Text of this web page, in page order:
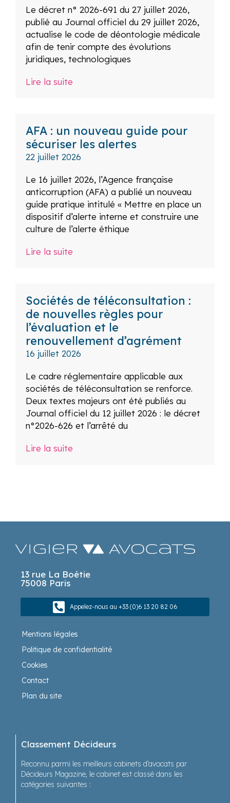
Le décret n° 2026-691 du 27 juillet 2026,
publié au Journal officiel du 29 juillet 2026,
actualise le code de déontologie médicale
afin de tenir compte des évolutions
juridiques, technologiques
Lire la suite
AFA : un nouveau guide pour
sécuriser les alertes
22 juillet 2026
Le 16 juillet 2026, l’Agence française
anticorruption (AFA) a publié un nouveau
guide pratique intitulé « Mettre en place un
dispositif d’alerte interne et construire une
culture de l’alerte éthique
Lire la suite
Sociétés de téléconsultation :
de nouvelles règles pour
l’évaluation et le
renouvellement d’agrément
16 juillet 2026
Le cadre réglementaire applicable aux
sociétés de téléconsultation se renforce.
Deux textes majeurs ont été publiés au
Journal officiel du 12 juillet 2026 : le décret
n°2026-626 et l’arrêté du
Lire la suite
13 rue La Boétie
75008 Paris
Appelez-nous au +33 (0)6 13 20 82 06
Mentions légales
Politique de confidentialité
Cookies
Contact
Plan du site
Classement Décideurs
Reconnu parmi les meilleurs cabinets d’avocats par
Décideurs Magazine, le cabinet est classé dans les
catégories suivantes :